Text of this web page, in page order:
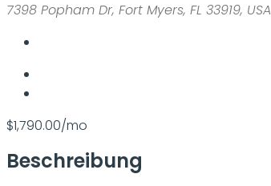
7398 Popham Dr, Fort Myers, FL 33919, USA
$1,790.00/mo
Beschreibung